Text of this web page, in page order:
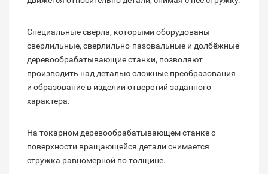
Специальные сверла, которыми оборудованы
сверлильные, сверлильно-пазовальные и долбёжные
деревообрабатывающие станки, позволяют
производить над деталью сложные преобразования
и образование в изделии отверстий заданного
характера.
На токарном деревообрабатывающем станке с
поверхности вращающейся детали снимается
стружка равномерной по толщине.